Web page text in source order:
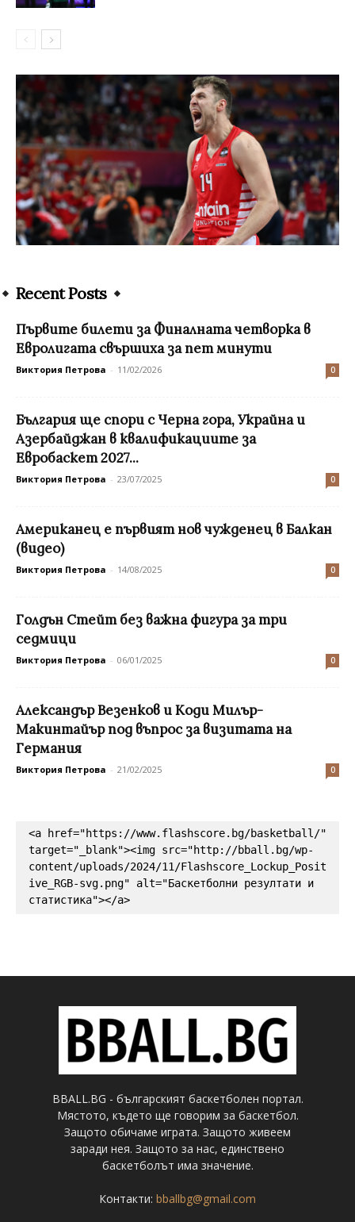
Recent Posts
Първите билети за Финалната четворка в
Евролигата свършиха за пет минути
Виктория Петрова - 11/02/2026 0
България ще спори с Черна гора, Украйна и
Азербайджан в квалификациите за
Евробаскет 2027...
Виктория Петрова - 23/07/2025 0
Американец е първият нов чужденец в Балкан
(видео)
Виктория Петрова - 14/08/2025 0
Голдън Стейт без важна фигура за три
седмици
Виктория Петрова - 06/01/2025 0
Александър Везенков и Коди Милър-
Макинтайър под въпрос за визитата на
Германия
Виктория Петрова - 21/02/2025 0
<a href="https://www.flashscore.bg/basketball/"
target="_blank"><img src="http://bball.bg/wp-
content/uploads/2024/11/Flashscore_Lockup_Posit
ive_RGB-svg.png" alt="Баскетболни резултати и
статистика"></a>
BBALL.BG - българският баскетболен портал.
Мястото, където ще говорим за баскетбол.
Защото обичаме играта. Защото живеем
заради нея. Защото за нас, единствено
баскетболът има значение.
Контакти: bballbg@gmail.com